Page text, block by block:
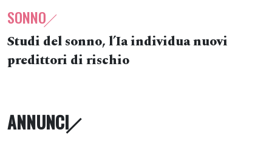
SONNO
Studi del sonno, l’Ia individua nuovi
predittori di rischio
ANNUNCI